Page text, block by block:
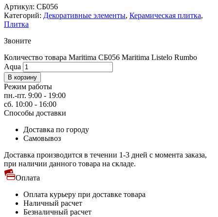
Артикул: СБ056
Категорий: Декоративные элементы, Керамическая плитка,
Плитка
Звоните
Количество товара Maritima СБ056 Maritima Listelo Rumbo
Aqua
В корзину
Режим работы
пн.-пт. 9:00 - 19:00
сб. 10:00 - 16:00
Способы доставки
Доставка по городу
Самовывоз
Доставка производится в течении 1-3 дней с момента заказа,
при наличии данного товара на складе.
Оплата
Оплата курьеру при доставке товара
Наличный расчет
Безналичный расчет